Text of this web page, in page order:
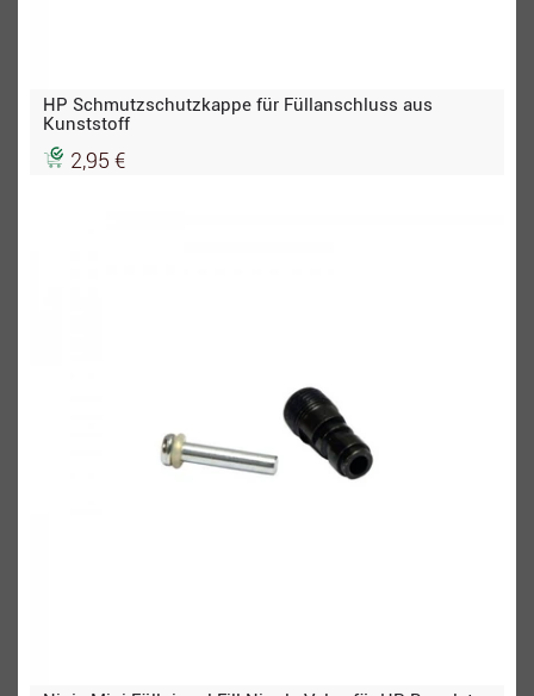
HP Schmutzschutzkappe für Füllanschluss aus
Kunststoff
2,95 €